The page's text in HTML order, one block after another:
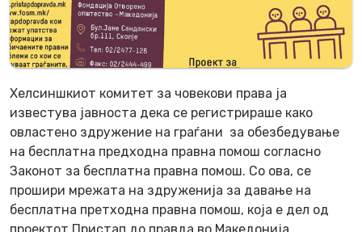
Хелсиншкиот комитет за човекови права ја
известува јавноста дека се регистрираше како
овластено здружение на граѓани за обезбедување
на бесплатна предходна правна помош согласно
Законот за бесплатна правна помош. Со ова, се
прошири мрежата на здруженија за давање на
бесплатна претходна правна помош, која е дел од